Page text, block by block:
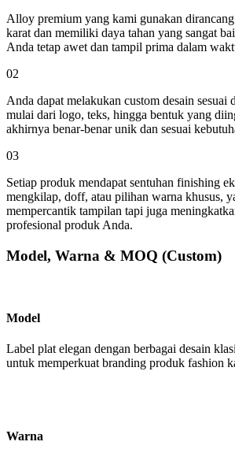
Alloy premium yang kami gunakan
karat dan memiliki daya tahan yang sangat
Anda tetap awet dan tampil prima dalam
02
Anda dapat melakukan custom desain sesuai
mulai dari logo, teks, hingga bentuk yang
akhirnya benar-benar unik dan sesuai
03
Setiap produk mendapat sentuhan finishing
mengkilap, doff, atau pilihan warna khusus,
mempercantik tampilan tapi juga
profesional produk Anda.
Model, Warna & MOQ (Custom)
Model
Label plat elegan dengan berbagai desain
untuk memperkuat branding produk fashion
Warna